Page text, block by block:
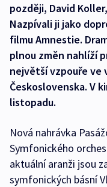
později, David
Nazpívali ji jako
filmu Amnestie.
plnou změn nahlíží
největší vzpouře ve
Československa. V
listopadu.
Nová nahrávka
Symfonického
aktuální aranži jsou
symfonických básní